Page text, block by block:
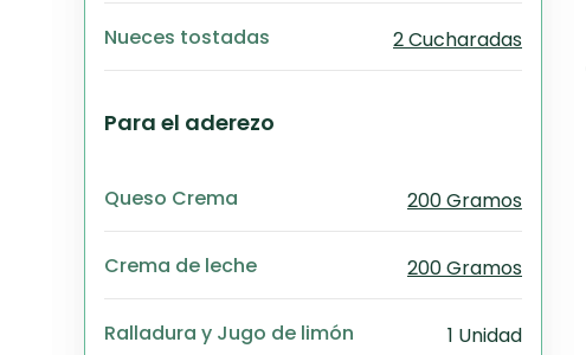
Nueces tostadas 2 Cucharadas
Para el aderezo
Queso Crema 200 Gramos
Crema de leche 200 Gramos
Ralladura y Jugo de limón 1 Unidad